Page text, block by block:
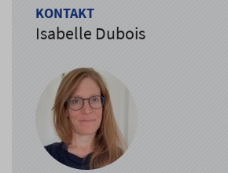
KONTAKT
Isabelle Dubois